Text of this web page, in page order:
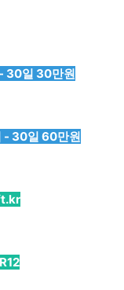
30일 30만원
- 30일 60만원